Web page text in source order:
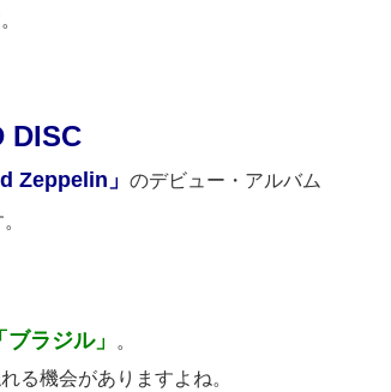
DISC
Zeppelin」 のデビュー・アルバム
「ブラジル」
。
る機会がありますよね。